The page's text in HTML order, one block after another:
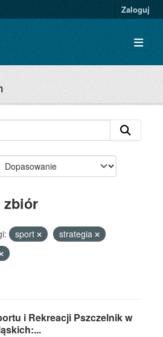
Zaloguj
zbiór
sport
strategia
i Rekreacji Pszczelnik w